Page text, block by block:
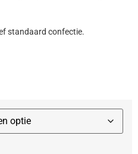
standaard confectie.